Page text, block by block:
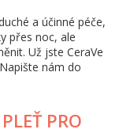
a účinné péče,
přes noc, ale
Už jste CeraVe
nám do
PRO